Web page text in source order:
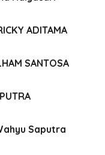
ADITAMA
SANTOSA
Saputra